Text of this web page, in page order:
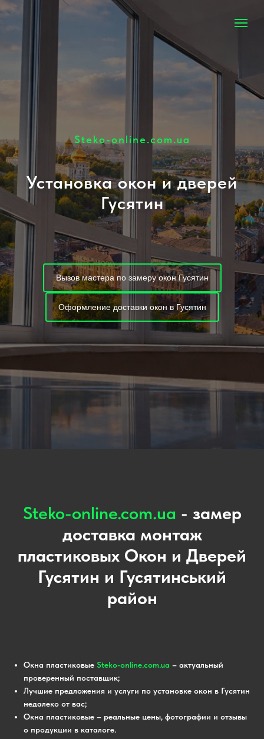
Steko-online.com.ua
Установка окон и дверей
Гусятин
Вызов мастера по замеру окон Гусятин
Оформление доставки окон в Гусятин
Steko-online.com.ua - замер
доставка монтаж
пластиковых Окон и Дверей
Гусятин и Гусятинський
район
Окна пластиковые Steko-online.com.ua – актуальный
проверенный поставщик;
Лучшие предложения и услуги по установке окон в Гусятин
недалеко от вас;
Окна пластиковые – реальные цены, фотографии и отзывы
о продукции в каталоге.